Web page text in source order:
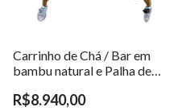
Carrinho de Chá / Bar em
bambu natural e Palha de
R$8.940,00